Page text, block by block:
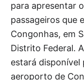
para apresentar o
passageiros que
Congonhas, em
Distrito Federal.
estará disponível
aeroporto de